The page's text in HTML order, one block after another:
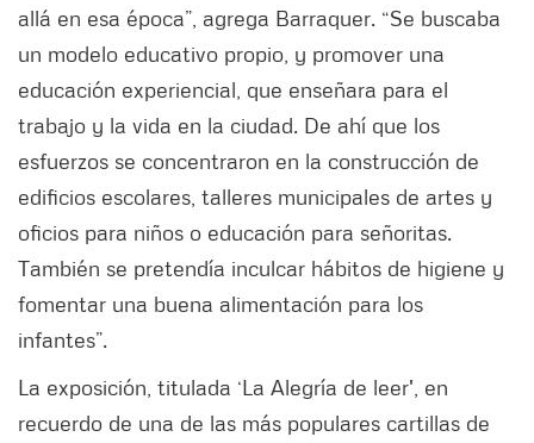
allá en esa época”, agrega Barraquer. “Se buscaba
un modelo educativo propio, y promover una
educación experiencial, que enseñara para el
trabajo y la vida en la ciudad. De ahí que los
esfuerzos se concentraron en la construcción de
edificios escolares, talleres municipales de artes y
oficios para niños o educación para señoritas.
También se pretendía inculcar hábitos de higiene y
fomentar una buena alimentación para los
infantes”.
La exposición, titulada ‘La Alegría de leer', en
recuerdo de una de las más populares cartillas de